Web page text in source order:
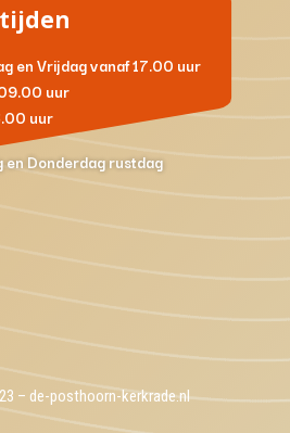
en Vrijdagvanaf 17.00 uur
uur
uur
en Donderdag rustdag
– de-posthoorn-kerkrade.nl